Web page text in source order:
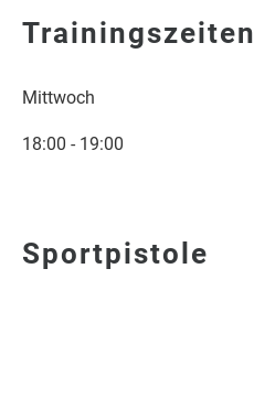
Trainingszeiten
Mittwoch
18:00 - 19:00
Sportpistole